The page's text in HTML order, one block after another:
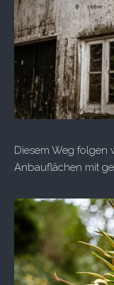
Diesem Weg folgen
Anbauflächen mit